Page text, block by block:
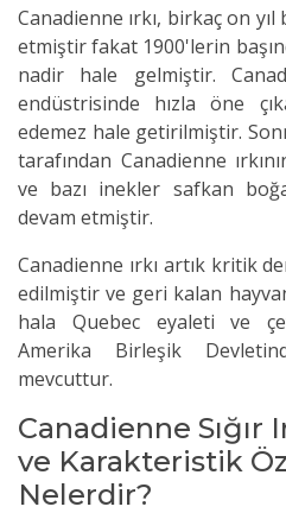
Canadienne ırkı, birkaç on
etmiştir fakat 1900'lerin
nadir hale gelmiştir.
endüstrisinde hızla öne
edemez hale getirilmiştir.
tarafından Canadienne
ve bazı inekler safkan
devam etmiştir.
Canadienne ırkı artık kritik
edilmiştir ve geri kalan
hala Quebec eyaleti ve
Amerika Birleşik
mevcuttur.
Canadienne Sığır
ve Karakteristik
Nelerdir?